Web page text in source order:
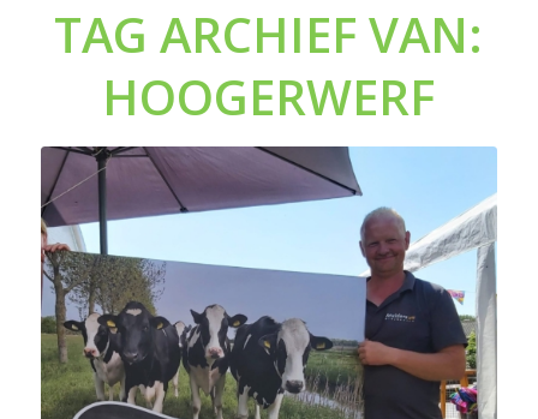
TAG ARCHIEF VAN:
HOOGERWERF